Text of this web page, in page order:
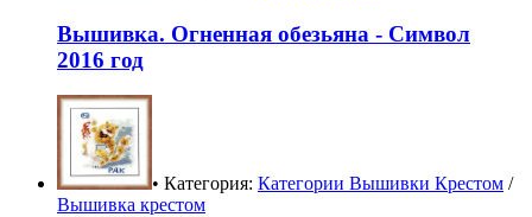
Вышивка. Огненная обезьяна - Символ
2016 год
• Категория: Категории Вышивки Крестом /
Вышивка крестом